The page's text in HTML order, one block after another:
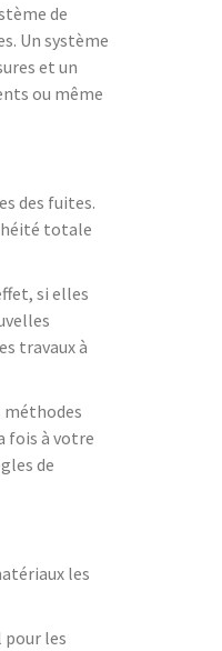
de
Un système
et un
ou même
des fuites.
totale
si elles
travaux à
méthodes
fois à votre
de
les
pour les